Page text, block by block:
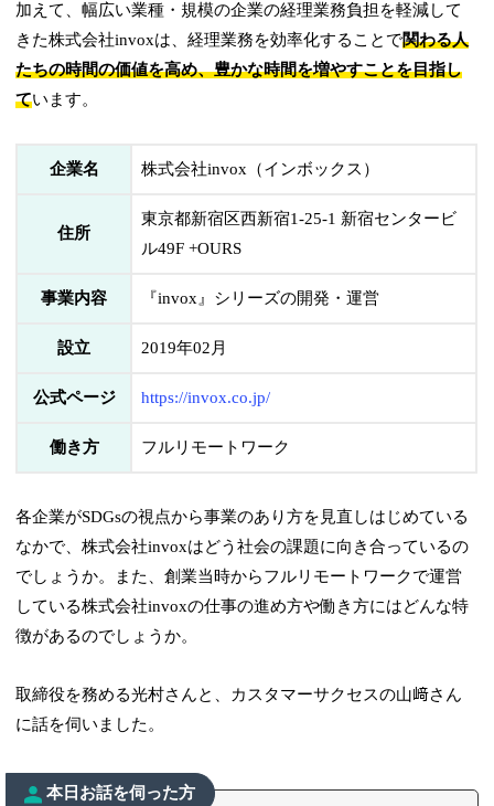
加えて、幅広い業種・規模の企業の経理業務負担を軽減して
きた株式会社invoxは、経理業務を効率化することで関わる人
たちの時間の価値を高め、豊かな時間を増やすことを目指し
ています。
企業名 株式会社invox（インボックス）
住所
東京都新宿区西新宿1-25-1 新宿センタービ
ル49F +OURS
事業内容 『invox』シリーズの開発・運営
設立 2019年02月
公式ページ https://invox.co.jp/
働き方 フルリモートワーク
各企業がSDGsの視点から事業のあり方を見直しはじめている
なかで、株式会社invoxはどう社会の課題に向き合っているの
でしょうか。また、創業当時からフルリモートワークで運営
している株式会社invoxの仕事の進め方や働き方にはどんな特
徴があるのでしょうか。
取締役を務める光村さんと、カスタマーサクセスの山﨑さん
に話を伺いました。
本日お話を伺った方